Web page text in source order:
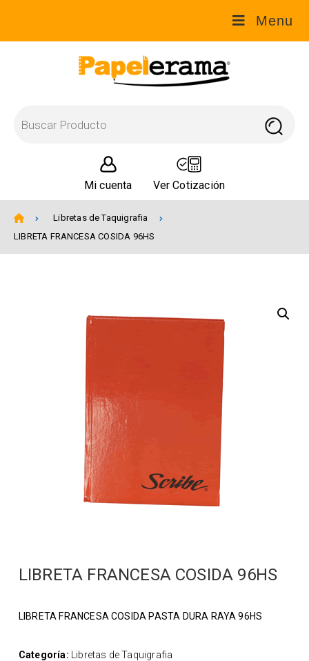
Mi cuenta Ver Cotización
Menu
Libretas de Taquigrafia
LIBRETA FRANCESA COSIDA 96HS
LIBRETA FRANCESA COSIDA 96HS
LIBRETA FRANCESA COSIDA PASTA DURA RAYA 96HS
Categoría:
Libretas de Taquigrafia